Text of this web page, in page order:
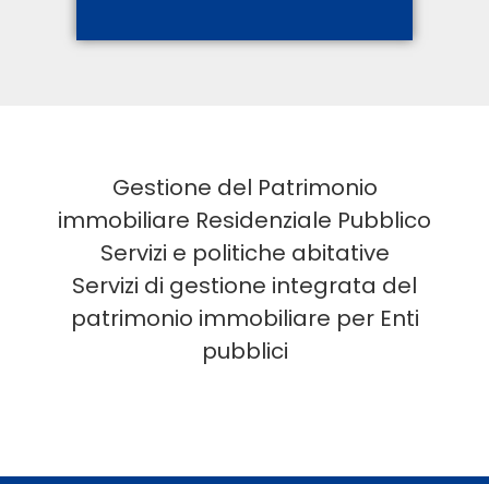
Gestione del Patrimonio
immobiliare Residenziale Pubblico
Servizi e politiche abitative
Servizi di gestione integrata del
patrimonio immobiliare per Enti
pubblici